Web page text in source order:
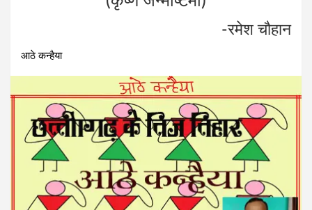
k
-रमेश चौहान
आठे कन्‍हैया